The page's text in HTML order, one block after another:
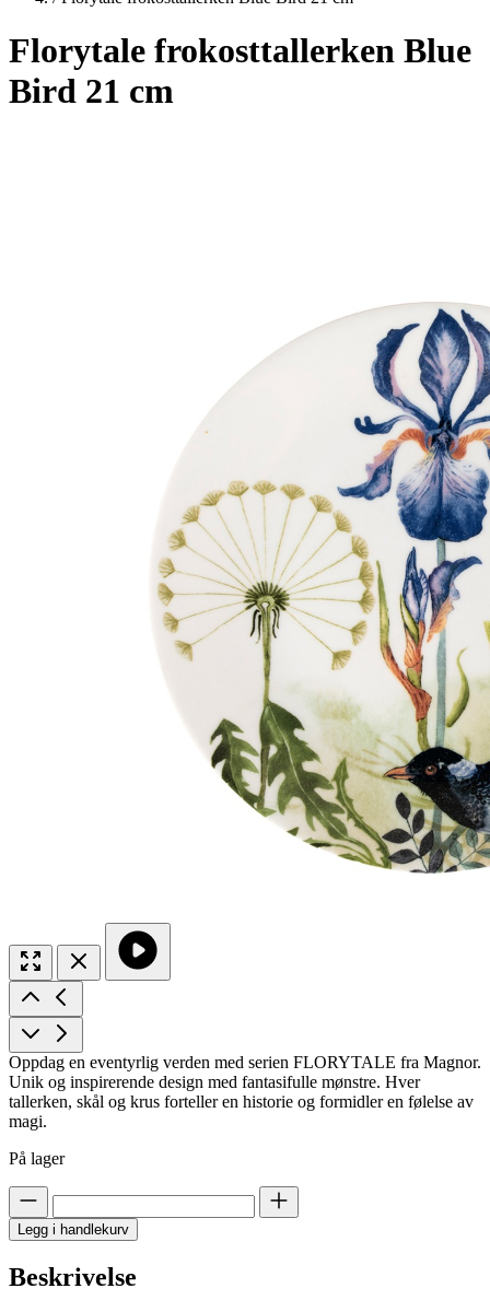
Florytale frokosttallerken Blue
Bird 21 cm
Oppdag en eventyrlig verden med serien FLORYTALE fra Magnor.
Unik og inspirerende design med fantasifulle mønstre. Hver
tallerken, skål og krus forteller en historie og formidler en følelse av
magi.
På lager
Legg i handlekurv
Beskrivelse